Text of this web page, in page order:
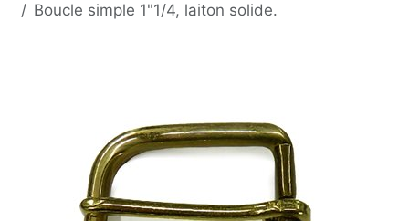
Boucle simple 1"1/4, laiton solide.